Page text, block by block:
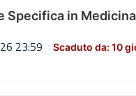
Specifica in
23:59 Scaduto da: 10